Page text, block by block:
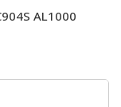
AL1000